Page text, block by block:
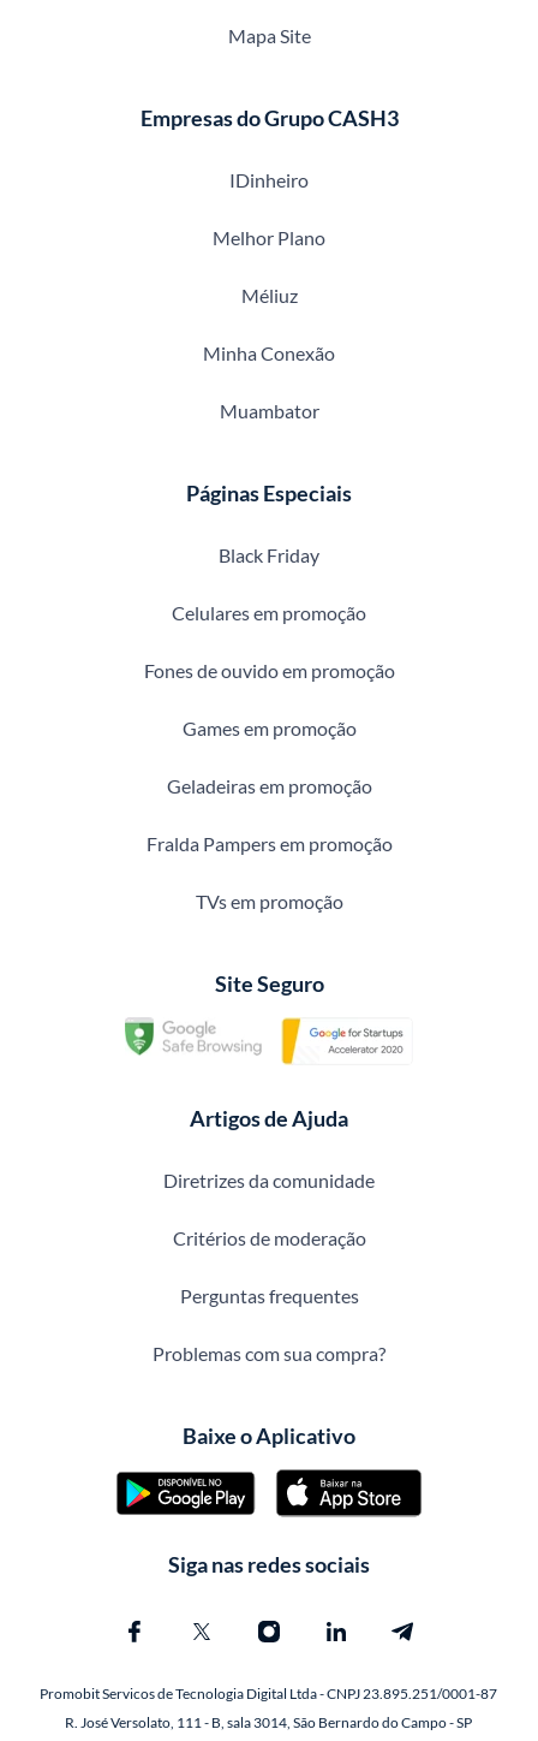
Mapa Site
Empresas do Grupo CASH3
IDinheiro
Melhor Plano
Méliuz
Minha Conexão
Muambator
Páginas Especiais
Black Friday
Celulares em promoção
Fones de ouvido em promoção
Games em promoção
Geladeiras em promoção
Fralda Pampers em promoção
TVs em promoção
Site Seguro
Artigos de Ajuda
Diretrizes da comunidade
Critérios de moderação
Perguntas frequentes
Problemas com sua compra?
Baixe o Aplicativo
Siga nas redes sociais
Promobit Servicos de Tecnologia Digital Ltda - CNPJ 23.895.251/0001-87
R. José Versolato, 111 - B, sala 3014, São Bernardo do Campo - SP